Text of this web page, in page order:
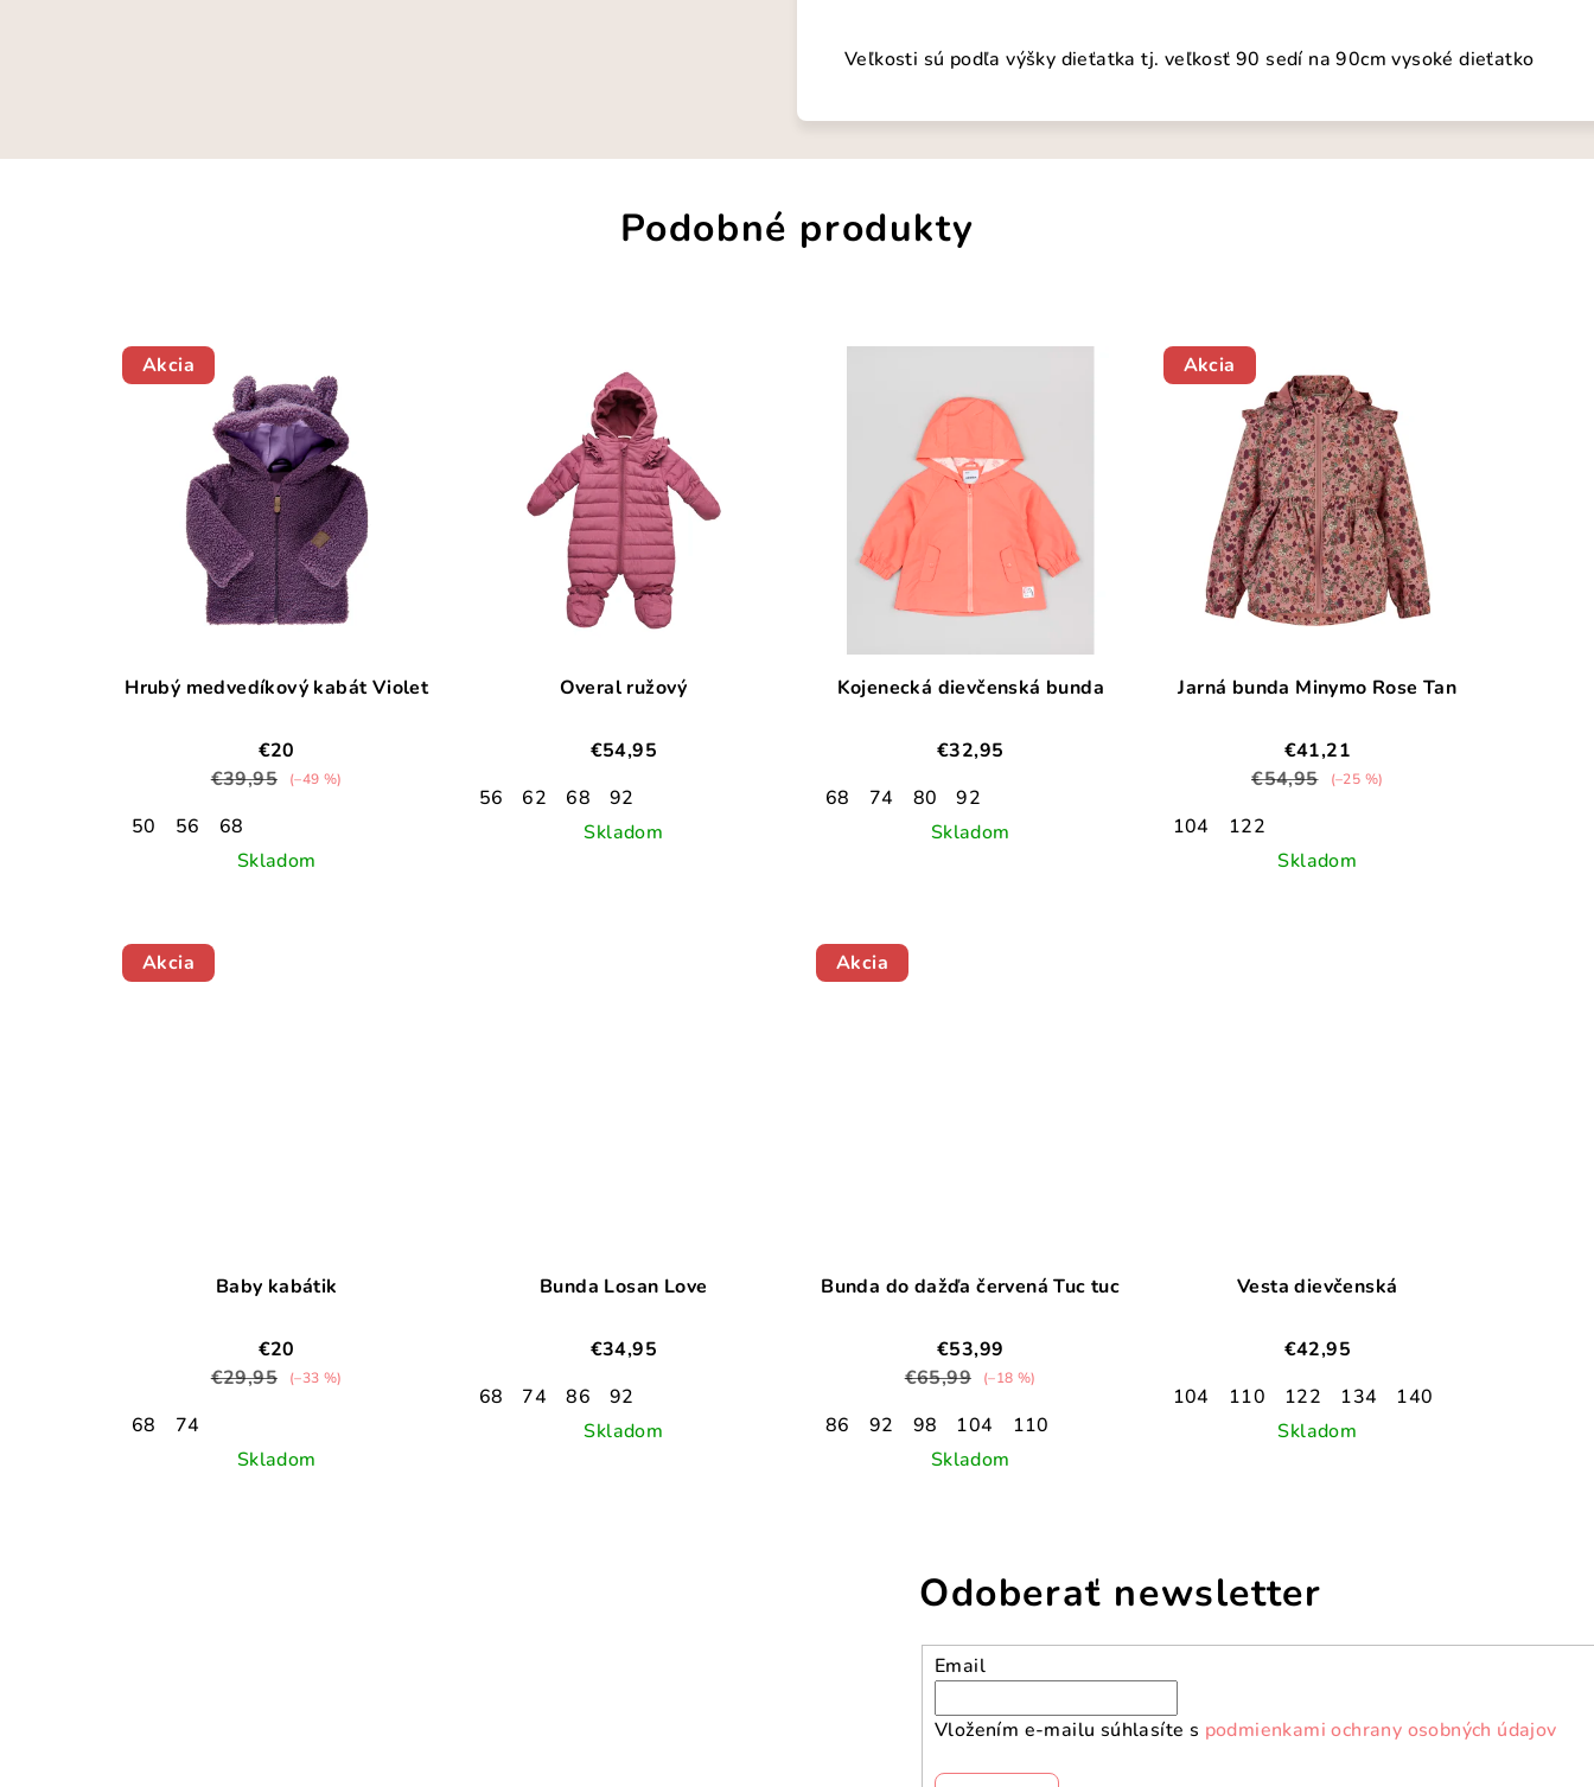
Veľkosti sú podľa výšky dieťatka tj. veľkosť 90 sedí na 90cm vysoké dieťatko
Podobné produkty
Akcia
Hrubý medvedíkový kabát Violet
€20
€39,95
(–49 %)
50 56
68
Skladom
Overal ružový
€54,95
56
62 68
92
Skladom
Kojenecká dievčenská bunda
€32,95
68
74 80
92
Skladom
Akcia
Jarná bunda Minymo Rose Tan
€41,21
€54,95
(–25 %)
104
122
Skladom
Akcia
Baby kabátik
€20
€29,95
(–33 %)
68
74
Skladom
Bunda Losan Love
€34,95
68
74 86
92
Skladom
Akcia
Bunda do dažďa červená Tuc tuc
€53,99
€65,99
(–18 %)
86 92 98 104
110
Skladom
Vesta dievčenská
€42,95
104
110 122 134
140
Skladom
Odoberať newsletter
Email
Vložením e-mailu súhlasíte s podmienkami ochrany osobných údajov